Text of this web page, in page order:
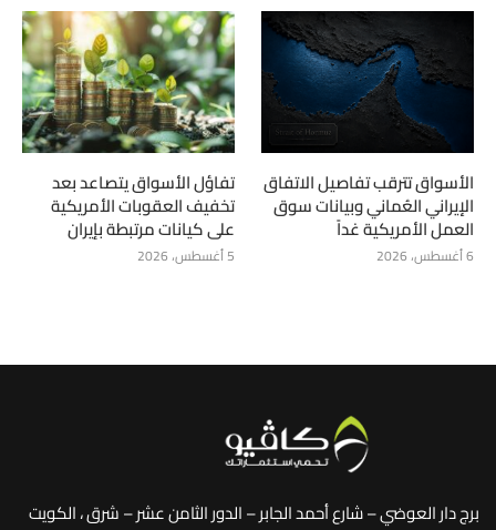
الأسواق تترقب تفاصيل الاتفاق
الإيراني العُماني وبيانات سوق
العمل الأمريكية غداً
6 أغسطس، 2026
تفاؤل الأسواق يتصاعد بعد
تخفيف العقوبات الأمريكية
على كيانات مرتبطة بإيران
5 أغسطس، 2026
برج دار العوضي – شارع أحمد الجابر – الدور الثامن عشر – شرق ، الكويت